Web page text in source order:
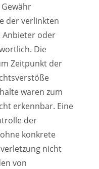
der verlinkten
Anbieter oder
Die
Zeitpunkt der
waren zum
erkennbar. Eine
der
konkrete
nicht
von